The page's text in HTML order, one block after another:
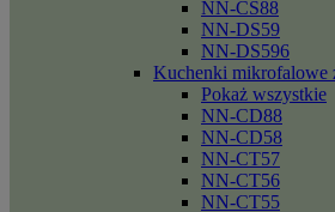
NN-CS88
NN-DS59
NN-DS596
Kuchenki mikrofalowe
Pokaż wszystkie
NN-CD88
NN-CD58
NN-CT57
NN-CT56
NN-CT55